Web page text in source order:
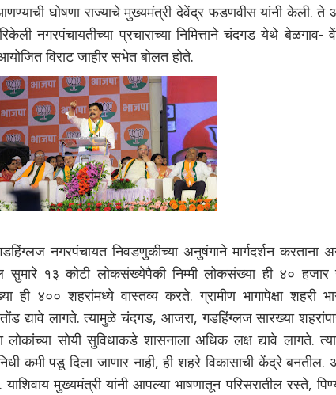
आणण्याची घोषणा राज्याचे मुख्यमंत्री देवेंद्र फडणवीस यांनी केली.
नगरपंचायतीच्या प्रचाराच्या निमित्ताने चंदगड येथे बेळगाव-
आयोजित विराट जाहीर सभेत बोलत होते.
नगरपंचायत निवडणुकीच्या अनुषंगाने मार्गदर्शन करताना
सुमारे १३ कोटी लोकसंख्येपैकी निम्मी लोकसंख्या ही ४० हजार
ही ४०० शहरांमध्ये वास्तव्य करते. ग्रामीण भागापेक्षा शहरी
तोंड द्यावे लागते. त्यामुळे चंदगड, आजरा, गडहिंग्लज सारख्या
लोकांच्या सोयी सुविधाकडे शासनाला अधिक लक्ष द्यावे लागते.
कमी पडू दिला जाणार नाही, ही शहरे विकासाची केंद्रे बनतील.
याशिवाय मुख्यमंत्री यांनी आपल्या भाषणातून परिसरातील रस्ते,